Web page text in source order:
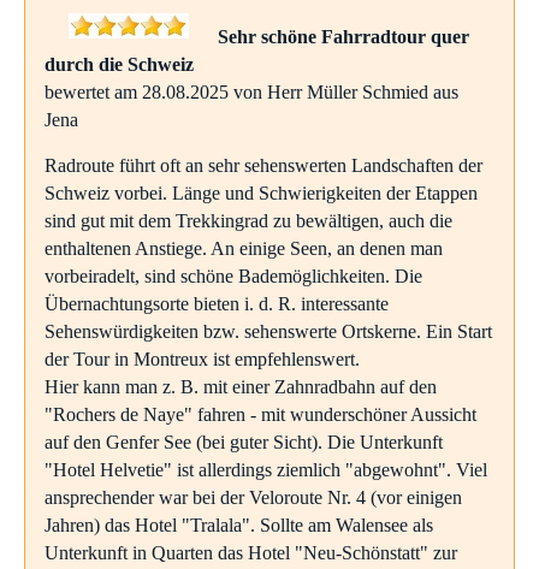
Sehr schöne Fahrradtour quer
durch die Schweiz
bewertet am 28.08.2025 von Herr Müller Schmied aus
Jena
Radroute führt oft an sehr sehenswerten Landschaften der
Schweiz vorbei. Länge und Schwierigkeiten der Etappen
sind gut mit dem Trekkingrad zu bewältigen, auch die
enthaltenen Anstiege. An einige Seen, an denen man
vorbeiradelt, sind schöne Bademöglichkeiten. Die
Übernachtungsorte bieten i. d. R. interessante
Sehenswürdigkeiten bzw. sehenswerte Ortskerne. Ein Start
der Tour in Montreux ist empfehlenswert.
Hier kann man z. B. mit einer Zahnradbahn auf den
"Rochers de Naye" fahren - mit wunderschöner Aussicht
auf den Genfer See (bei guter Sicht). Die Unterkunft
"Hotel Helvetie" ist allerdings ziemlich "abgewohnt". Viel
ansprechender war bei der Veloroute Nr. 4 (vor einigen
Jahren) das Hotel "Tralala". Sollte am Walensee als
Unterkunft in Quarten das Hotel "Neu-Schönstatt" zur